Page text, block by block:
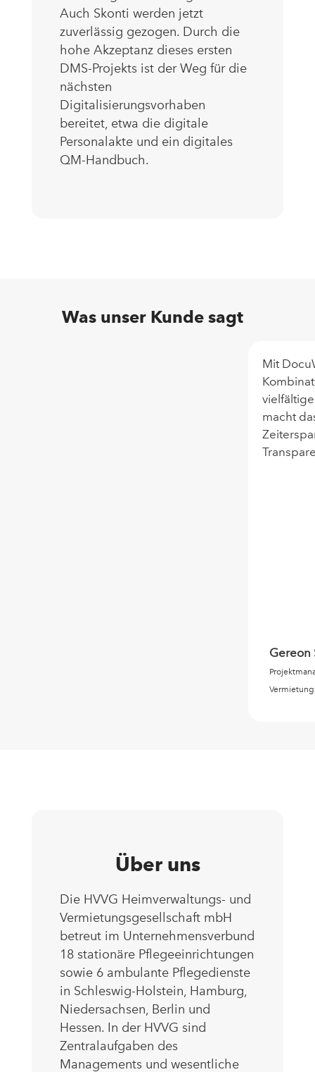
Auch Skonti werden jetzt
zuverlässig gezogen. Durch die
hohe Akzeptanz dieses ersten
DMS-Projekts ist der Weg für die
nächsten
Digitalisierungsvorhaben
bereitet, etwa die digitale
Personalakte und ein digitales
QM-Handbuch.
Was unser Kunde sagt
Mit
macht
Gereon
Über uns
Die HVVG Heimverwaltungs- und
Vermietungsgesellschaft mbH
betreut im Unternehmensverbund
18 stationäre Pflegeeinrichtungen
sowie 6 ambulante Pflegedienste
in Schleswig-Holstein, Hamburg,
Niedersachsen, Berlin und
Hessen. In der HVVG sind
Zentralaufgaben des
Managements und wesentliche